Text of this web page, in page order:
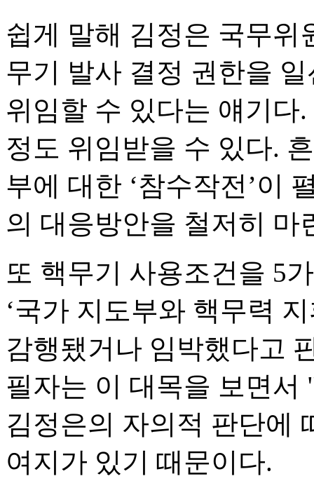
쉽게 말해 김정은 국무위
무기 발사 결정 권한을
위임할 수 있다는 얘기다
정도 위임받을 수 있다.
부에 대한 ‘참수작전’이
의 대응방안을 철저히 마
또 핵무기 사용조건을 5
‘국가 지도부와 핵무력
감행됐거나 임박했다고
필자는 이 대목을 보면
김정은의 자의적 판단에
여지가 있기 때문이다.